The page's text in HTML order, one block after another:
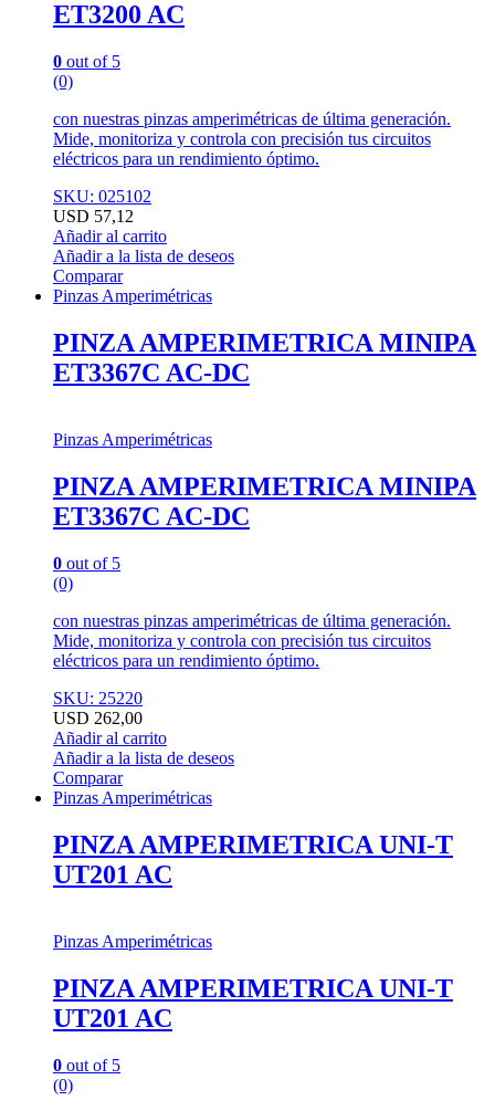
ET3200 AC
0 out of 5
(0)
con nuestras pinzas amperimétricas de última generación.
Mide, monitoriza y controla con precisión tus circuitos
eléctricos para un rendimiento óptimo.
SKU: 025102
USD 57,12
Añadir al carrito
Añadir a la lista de deseos
Comparar
Pinzas Amperimétricas
PINZA AMPERIMETRICA MINIPA
ET3367C AC-DC
Pinzas Amperimétricas
PINZA AMPERIMETRICA MINIPA
ET3367C AC-DC
0 out of 5
(0)
con nuestras pinzas amperimétricas de última generación.
Mide, monitoriza y controla con precisión tus circuitos
eléctricos para un rendimiento óptimo.
SKU: 25220
USD 262,00
Añadir al carrito
Añadir a la lista de deseos
Comparar
Pinzas Amperimétricas
PINZA AMPERIMETRICA UNI-T
UT201 AC
Pinzas Amperimétricas
PINZA AMPERIMETRICA UNI-T
UT201 AC
0 out of 5
(0)